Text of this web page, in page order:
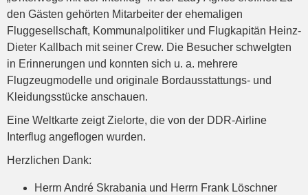
den Gästen gehörten Mitarbeiter der ehemaligen
Fluggesellschaft, Kommunalpolitiker und Flugkapitän Heinz-
Dieter Kallbach mit seiner Crew. Die Besucher schwelgten
in Erinnerungen und konnten sich u. a. mehrere
Flugzeugmodelle und originale Bordausstattungs- und
Kleidungsstücke anschauen.
Eine Weltkarte zeigt Zielorte, die von der DDR-Airline
Interflug angeflogen wurden.
Herzlichen Dank:
Herrn André Skrabania und Herrn Frank Löschner